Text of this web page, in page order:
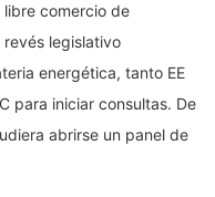
comercio de
legislativo
energética, tanto EE
para iniciar consultas. De
abrirse un panel de